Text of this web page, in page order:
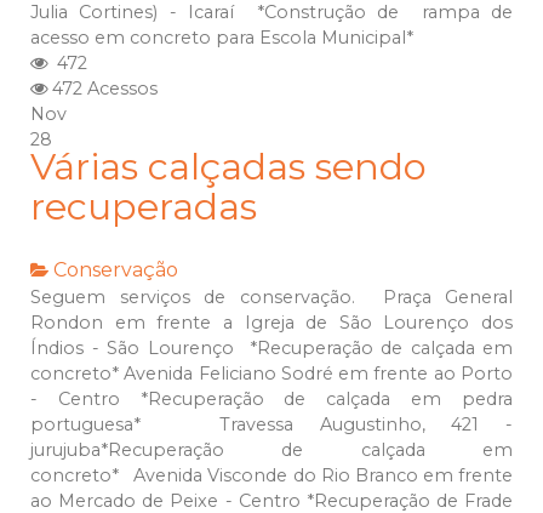
Julia Cortines) - Icaraí *Construção de rampa de
acesso em concreto para Escola Municipal*
472
472 Acessos
Nov
28
Várias calçadas sendo
recuperadas
Conservação
Seguem serviços de conservação. Praça General
Rondon em frente a Igreja de São Lourenço dos
Índios - São Lourenço *Recuperação de calçada em
concreto* Avenida Feliciano Sodré em frente ao Porto
- Centro *Recuperação de calçada em pedra
portuguesa* Travessa Augustinho, 421 -
jurujuba*Recuperação de calçada em
concreto* Avenida Visconde do Rio Branco em frente
ao Mercado de Peixe - Centro *Recuperação de Frade